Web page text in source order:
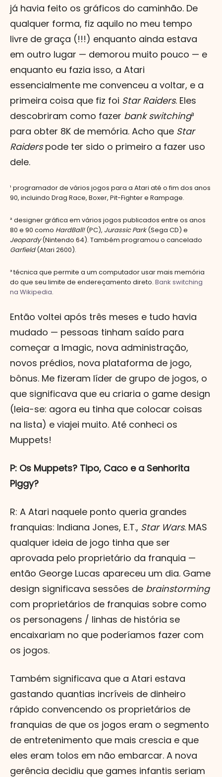
já havia feito os gráficos do caminhão. De
qualquer forma, fiz aquilo no meu tempo
livre de graça (!!!) enquanto ainda estava
em outro lugar — demorou muito pouco — e
enquanto eu fazia isso, a Atari
essencialmente me convenceu a voltar, e a
primeira coisa que fiz foi Star Raiders. Eles
descobriram como fazer bank switching³
para obter 8K de memória. Acho que Star
Raiderspode ter sido o primeiro a fazer uso
dele.
¹ programador de vários jogos para a Atari até o fim dos anos
90, incluindo Drag Race, Boxer, Pit-Fighter e Rampage.
² designer gráfica em vários jogos publicados entre os anos
80 e 90 como HardBall!(PC), Jurassic Park(Sega CD) e
Jeopardy(Nintendo 64). Também programou o cancelado
Garfield(Atari 2600).
³ técnica que permite a um computador usar mais memória
do que seu limite de endereçamento direto. Bank switching
na Wikipedia.
Então voltei após três meses e tudo havia
mudado — pessoas tinham saído para
começar a Imagic, nova administração,
novos prédios, nova plataforma de jogo,
bônus. Me fizeram líder de grupo de jogos, o
que significava que eu criaria o game design
(leia-se: agora eu tinha que colocar coisas
na lista) e viajei muito. Até conheci os
Muppets!
P: Os Muppets? Tipo, Caco e a Senhorita
Piggy?
R: A Atari naquele ponto queria grandes
franquias: Indiana Jones, E.T., Star Wars. MAS
qualquer ideia de jogo tinha que ser
aprovada pelo proprietário da franquia —
então George Lucas apareceu um dia. Game
design significava sessões de brainstorming
com proprietários de franquias sobre como
os personagens / linhas de história se
encaixariam no que poderíamos fazer com
os jogos.
Também significava que a Atari estava
gastando quantias incríveis de dinheiro
rápido convencendo os proprietários de
franquias de que os jogos eram o segmento
de entretenimento que mais crescia e que
eles eram tolos em não embarcar. A nova
gerência decidiu que games infantis seriam